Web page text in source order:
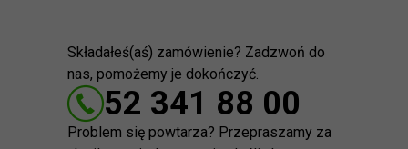
Składałeś(aś) zamówienie? Zadzwoń do
nas, pomożemy je dokończyć.
52 341 88 00
Problem się powtarza? Przepraszamy za